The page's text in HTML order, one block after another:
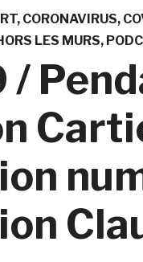
CORONAVIRUS
LES MURS
/